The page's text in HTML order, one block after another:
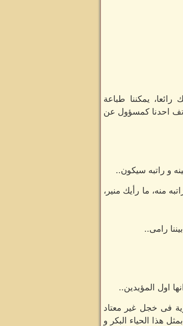
يمكننا طباعة
احدنا كمسؤول عن
و راتبه سيكون..
منه، ما رأيك منير،
رامى..
اول المؤيدين..
فى خجل غير معتاد
هذا الحياء البكر و